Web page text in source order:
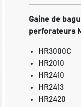
Gaine de
perforateurs
HR3000C
HR2010
HR2410
HR2413
HR2420